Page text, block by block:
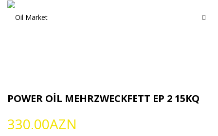
POWER OİL MEHRZWECKFETT EP 2 15KQ
330.00AZN